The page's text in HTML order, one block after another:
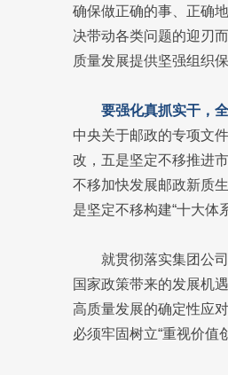
确保做正确的事、正确
决带动各类问题的迎刃
质量发展提供坚强组织
要强化真抓实干，
中央关于邮政的专项文
改，五是坚定不移推进
不移加快发展邮政新质
是坚定不移构建“十大体系
就贯彻落实集团公
国家政策带来的发展机
高质量发展的确定性应
必须牢固树立“重视价值